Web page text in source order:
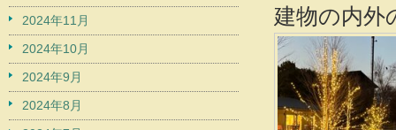
建物の内外
2024年11月
2024年10月
2024年9月
2024年8月